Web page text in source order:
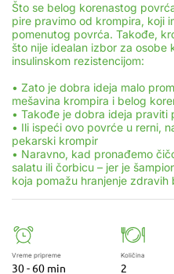
Što se belog korenastog
pire pravimo od krompira, koji
pomenutog povrća. Takođe,
što nije idealan izbor za osobe
insulinskom rezistencijom:
• Zato je dobra ideja malo
mešavina krompira i belog
• Takođe je dobra ideja praviti
• Ili ispeći ovo povrće u rerni,
pekarski krompir
• Naravno, kad pronađemo
salatu ili čorbicu – jer je
koja pomažu hranjenje zdravih
Vreme pripreme
30 - 60 min
Količina
2